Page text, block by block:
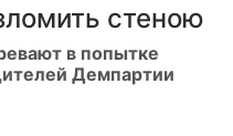
стеною
в попытке
Демпартии